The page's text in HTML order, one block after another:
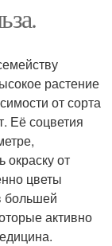
растение
от сорта
Её соцветия
от
цветы
большей
активно